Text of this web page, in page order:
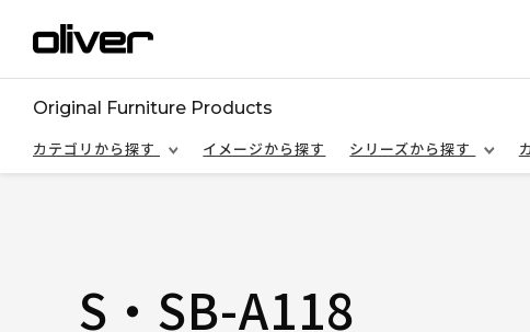
Original Furniture Products
カテゴリから探す
イメージから探す シリーズから探す
S・SB-A118